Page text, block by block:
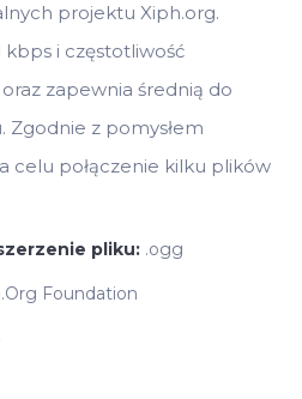
projektu Xiph.org.
kbps i częstotliwość
zapewnia średnią do
Zgodnie z pomysłem
celu połączenie kilku plików
pliku: .ogg
Foundation